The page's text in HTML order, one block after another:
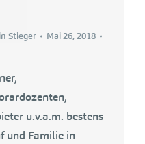
Stieger
Mai 26, 2018
u.v.a.m. bestens
und Familie in